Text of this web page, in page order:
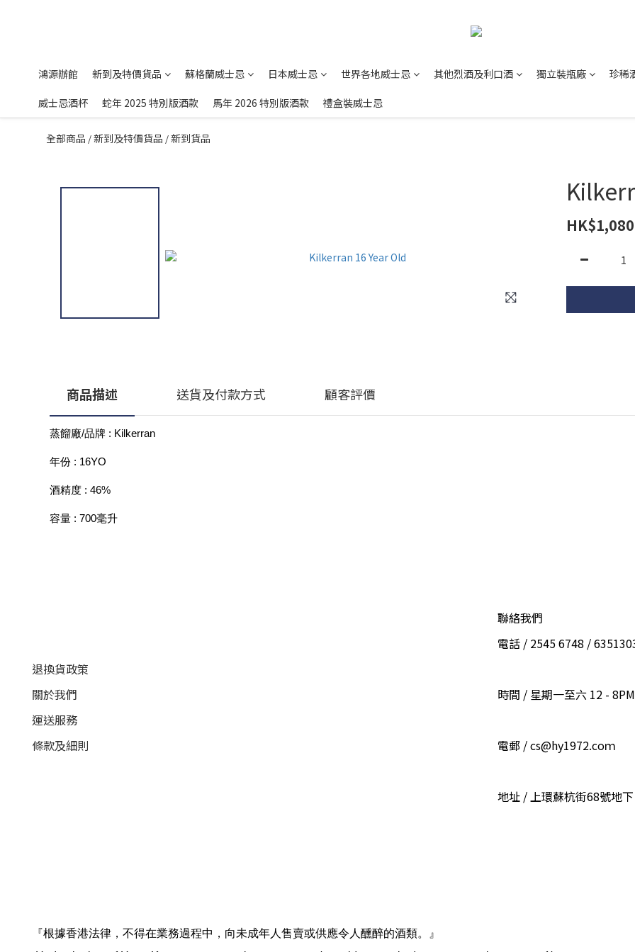
鴻源辦館 新到及特價貨品 蘇格蘭威士忌 日本威士忌 世界各地威士忌 其他烈酒及利口酒 獨立裝瓶廠 珍稀
威士忌酒杯 蛇年 2025 特別版酒款 馬年 2026 特別版酒款 禮盒裝威士忌
全部商品 /新到及特價貨品 /新到貨品
商品描述 送貨及付款方式 顧客評價
蒸餾廠/品牌 : Kilkerran
年份 : 16YO
酒精度 : 46%
容量 : 700毫升
退換貨政策
關於我們
運送服務
條款及細則
聯絡我們
電話 / 2545 6748 /
時間 / 星期一至六 12 - 8PM
電郵 / cs@hy1972.coｍ
地址 / 上環蘇杭街68號地下
『根據香港法律，不得在業務過程中，向未成年人售賣或供應令人醺醉的酒類。』